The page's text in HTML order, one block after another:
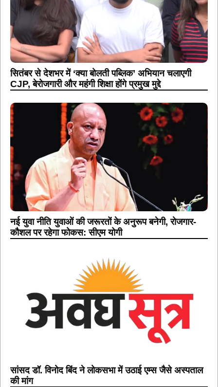
सितंबर से देशभर में ‘क्या बोलती पब्लिक’ अभियान चलाएगी
CJP, बेरोजगारी और महंगी शिक्षा होंगे प्रमुख मुद्दे
नई युवा नीति युवाओं की जरूरतों के अनुरूप बनेगी, रोजगार-
कौशल पर रहेगा फोकस: सीएम योगी
सांसद डॉ. विनोद बिंद ने लोकसभा में उठाई एम्स जैसे अस्पताल
की मांग